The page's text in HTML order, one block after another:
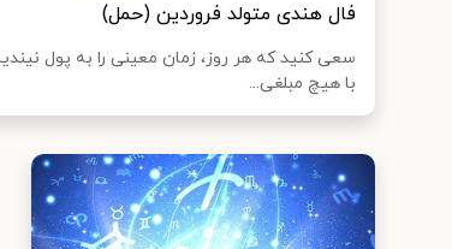
فال هندی متولد فروردین (حمل)
سعی کنید که هر روز، زمان معینی را به پول
با هیچ مبلغی...